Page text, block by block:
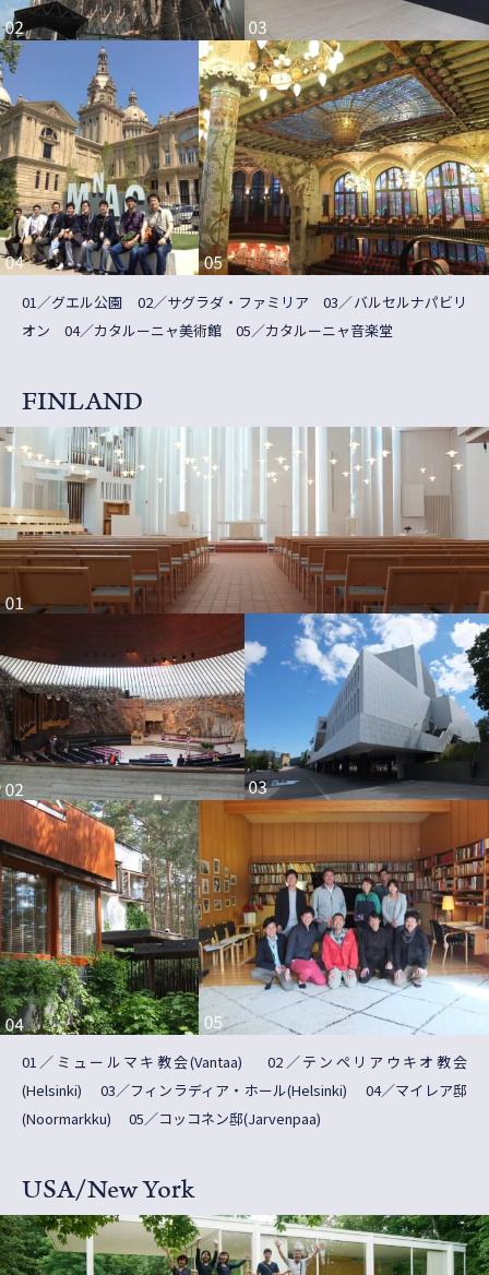
01／グエル公園 02／サグラダ・ファミリア 03／バルセルナパビリ
オン 04／カタルーニャ美術館 05／カタルーニャ音楽堂
FINLAND
01／ミュールマキ教会(Vantaa) 02／テンペリアウキオ教会
(Helsinki) 03／フィンラディア・ホール(Helsinki) 04／マイレア邸
(Noormarkku) 05／コッコネン邸(Jarvenpaa)
USA/New York